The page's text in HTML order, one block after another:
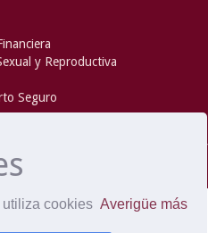
utiliza cookies Averigüe más
y Reproductiva
Seguro
- Extensión mantenida y
optimizado por